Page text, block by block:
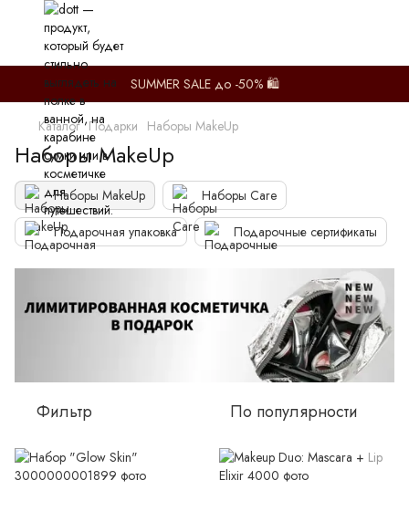
SUMMER SALE до -50% 🛍️
Каталог Подарки Наборы MakeUp
Наборы MakeUp
Наборы MakeUp
Наборы Care
Подарочная упаковка
Подарочные сертификаты
Фильтр По популярности